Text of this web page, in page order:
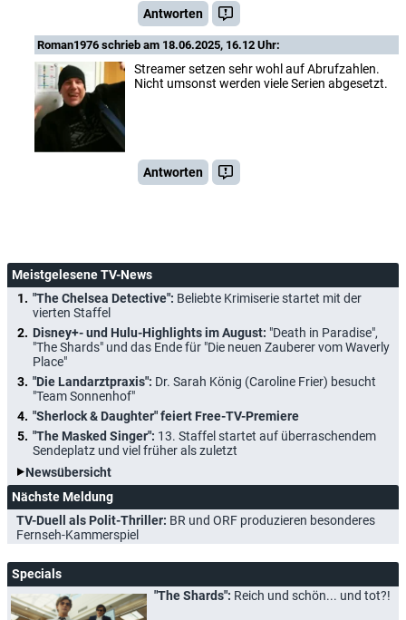
Antworten
Roman1976 schrieb am 18.06.2025, 16.12 Uhr:
Streamer setzen sehr wohl auf Abrufzahlen.
Nicht umsonst werden viele Serien abgesetzt.
Antworten
Meistgelesene TV-News
"The Chelsea Detective": Beliebte Krimiserie startet mit der
vierten Staffel
Disney+- und Hulu-Highlights im August: "Death in Paradise",
"The Shards" und das Ende für "Die neuen Zauberer vom Waverly
Place"
"Die Landarztpraxis": Dr. Sarah König (Caroline Frier) besucht
"Team Sonnenhof"
"Sherlock & Daughter" feiert Free-TV-Premiere
"The Masked Singer": 13. Staffel startet auf überraschendem
Sendeplatz und viel früher als zuletzt
Newsübersicht
Nächste Meldung
TV-Duell als Polit-Thriller: BR und ORF produzieren besonderes
Fernseh-Kammerspiel
Specials
"The Shards": Reich und schön... und tot?!